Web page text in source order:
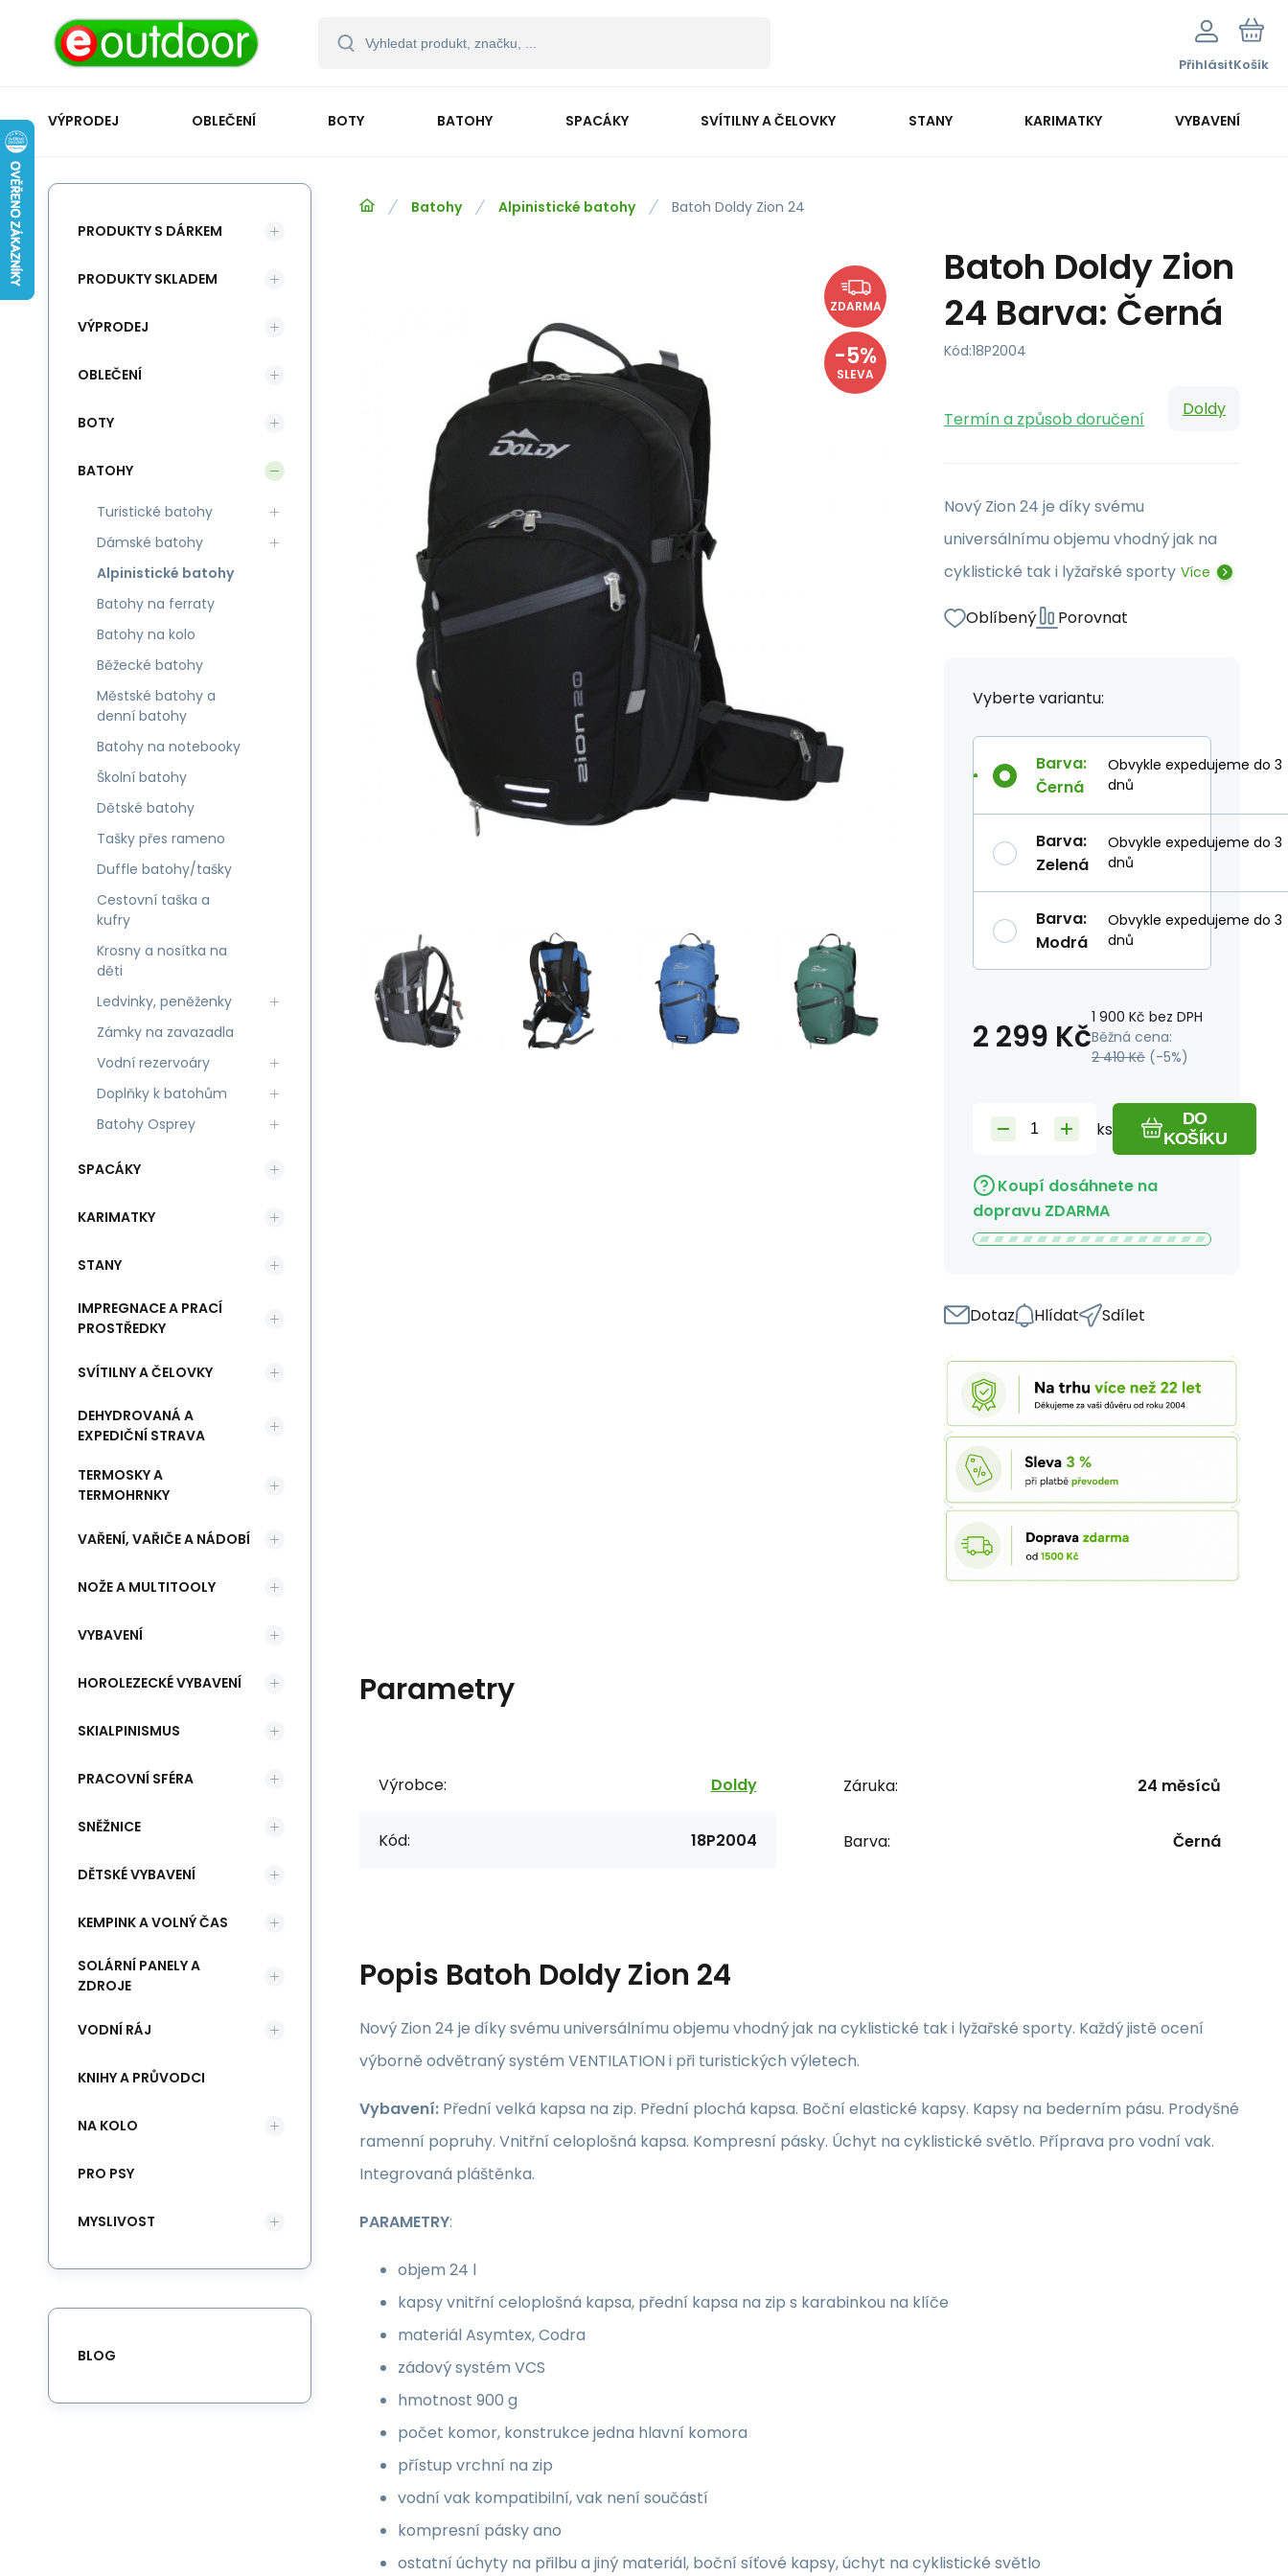
PřihlásitKošík
VÝPRODEJ OBLEČENÍ BOTY BATOHY SPACÁKY SVÍTILNY A ČELOVKY STANY KARIMATKY VYBAVENÍ
Batohy Alpinistické batohy Batoh Doldy Zion 24
ZDARMA
-5%
SLEVA
Batoh Doldy Zion
24 Barva: Černá
Kód:18P2004
Termín a způsob doručení Doldy
Nový Zion 24 je díky svému
universálnímu objemu vhodný jak na
cyklistické tak i lyžařské sporty Více
Oblíbený Porovnat
Vyberte variantu:
Barva:
Černá
Obvykle expedujeme do 3
dnů
Barva:
Zelená
Obvykle expedujeme do 3
dnů
Barva:
Modrá
Obvykle expedujeme do 3
dnů
2 299 Kč1 900 Kč bez DPH
Běžná cena:
2 410 Kč (-5%)
ks
DO
KOŠÍKU
Koupí dosáhnete na
dopravu ZDARMA
Dotaz Hlídat Sdílet
Parametry
Výrobce: Doldy
Kód: 18P2004
Záruka: 24 měsíců
Barva: Černá
Popis Batoh Doldy Zion 24
Nový Zion 24 je díky svému universálnímu objemu vhodný jak na cyklistické tak i lyžařské sporty. Každý jistě ocení
výborně odvětraný systém VENTILATION i při turistických výletech.
Vybavení: Přední velká kapsa na zip. Přední plochá kapsa. Boční elastické kapsy. Kapsy na bederním pásu. Prodyšné
ramenní popruhy. Vnitřní celoplošná kapsa. Kompresní pásky. Úchyt na cyklistické světlo. Příprava pro vodní vak.
Integrovaná pláštěnka.
PARAMETRY:
objem 24 l
kapsy vnitřní celoplošná kapsa, přední kapsa na zip s karabinkou na klíče
materiál Asymtex, Codra
zádový systém VCS
hmotnost 900 g
počet komor, konstrukce jedna hlavní komora
přístup vrchní na zip
vodní vak kompatibilní, vak není součástí
kompresní pásky ano
ostatní úchyty na přilbu a jiný materiál, boční síťové kapsy, úchyt na cyklistické světlo
PRODUKTY S DÁRKEM
PRODUKTY SKLADEM
VÝPRODEJ
OBLEČENÍ
BOTY
BATOHY
Turistické batohy
Dámské batohy
Alpinistické batohy
Batohy na ferraty
Batohy na kolo
Běžecké batohy
Městské batohy a
denní batohy
Batohy na notebooky
Školní batohy
Dětské batohy
Tašky přes rameno
Duffle batohy/tašky
Cestovní taška a
kufry
Krosny a nosítka na
děti
Ledvinky, peněženky
Zámky na zavazadla
Vodní rezervoáry
Doplňky k batohům
Batohy Osprey
SPACÁKY
KARIMATKY
STANY
IMPREGNACE A PRACÍ
PROSTŘEDKY
SVÍTILNY A ČELOVKY
DEHYDROVANÁ A
EXPEDIČNÍ STRAVA
TERMOSKY A
TERMOHRNKY
VAŘENÍ, VAŘIČE A NÁDOBÍ
NOŽE A MULTITOOLY
VYBAVENÍ
HOROLEZECKÉ VYBAVENÍ
SKIALPINISMUS
PRACOVNÍ SFÉRA
SNĚŽNICE
DĚTSKÉ VYBAVENÍ
KEMPINK A VOLNÝ ČAS
SOLÁRNÍ PANELY A
ZDROJE
VODNÍ RÁJ
KNIHY A PRŮVODCI
NA KOLO
PRO PSY
MYSLIVOST
BLOG